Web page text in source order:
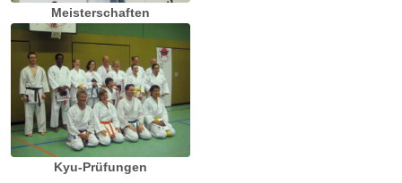
Meisterschaften
Kyu-Prüfungen